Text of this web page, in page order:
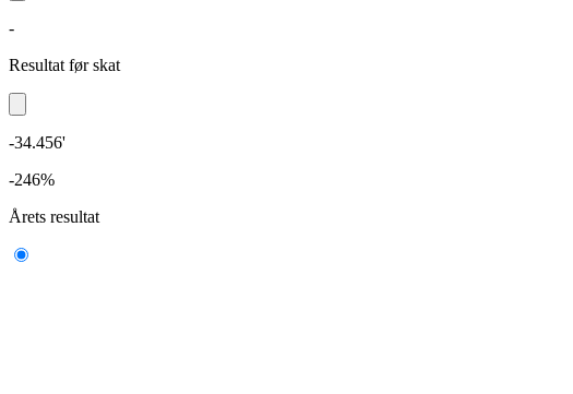
-
Resultat før skat
-34.456'
-246%
Årets resultat